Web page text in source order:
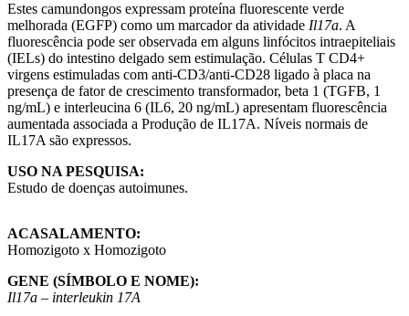
Estes camundongos expressam proteína fluorescente verde
melhorada (EGFP) como um marcador da atividade Il17a. A
fluorescência pode ser observada em alguns linfócitos intraepiteliais
(IELs) do intestino delgado sem estimulação. Células T CD4+
virgens estimuladas com anti-CD3/anti-CD28 ligado à placa na
presença de fator de crescimento transformador, beta 1 (TGFB, 1
ng/mL) e interleucina 6 (IL6, 20 ng/mL) apresentam fluorescência
aumentada associada a Produção de IL17A. Níveis normais de
IL17A são expressos.
USO NA PESQUISA:
Estudo de doenças autoimunes.
ACASALAMENTO:
Homozigoto x Homozigoto
GENE (SÍMBOLO E NOME):
Il17a – interleukin 17A